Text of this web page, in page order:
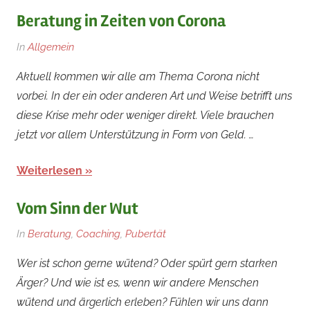
Beratung in Zeiten von Corona
Am
März
2020
Von
InAllgemein
Aktuell kommen wir alle am Thema Corona nicht
vorbei. In der ein oder anderen Art und Weise betrifft uns
diese Krise mehr oder weniger direkt. Viele brauchen
jetzt vor allem Unterstützung in Form von Geld. …
Weiterlesen
Vom Sinn der Wut
Am
Mai
2019
Von
In Beratung, Coaching, Pubertät
Wer ist schon gerne wütend? Oder spürt gern starken
Ärger? Und wie ist es, wenn wir andere Menschen
wütend und ärgerlich erleben? Fühlen wir uns dann